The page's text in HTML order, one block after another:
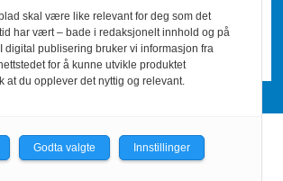
by Labrador CMS
skal være like relevant for deg som det
har vært – bade i redaksjonelt innhold og på
digital publisering bruker vi informasjon fra
for å kunne utvikle produktet
at du opplever det nyttig og relevant.
Godta valgte Innstillinger